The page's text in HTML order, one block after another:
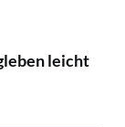
leicht